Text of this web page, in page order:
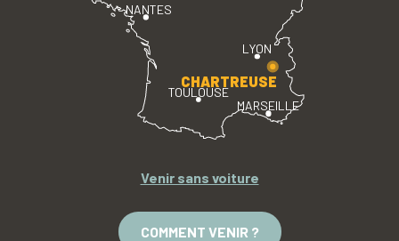
LYON
TOULOUSE
MARSEILLE
NANTES
CHARTREUSE
Venir sans voiture
COMMENT VENIR ?